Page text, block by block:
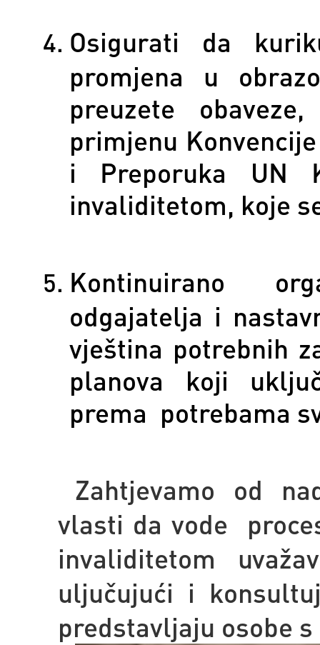
Osigurati da
promjena u
preuzete
primjenu
i Preporuka UN
invaliditetom, koje
Kontinuirano
odgajatelja i
vještina potrebnih
planova koji
prema potrebama
Zahtjevamo od
vlasti da vode
invaliditetom
uljučujući i
predstavljaju osobe